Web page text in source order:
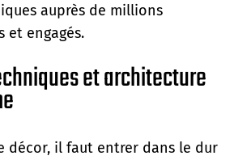
auprès de millions
et engagés.
et architecture
décor, il faut entrer dans le dur